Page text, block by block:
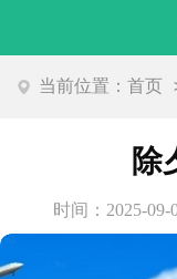
当前位置：首页
除
时间：2025-09-